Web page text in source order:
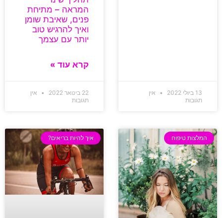
13 ביולי 2022
אין
תגובות
המראה – מתיחת
פנים, שאיבת שומן
ואיך להרגיש טוב
יותר עם עצמך
קרא עוד »
22 בינואר 2022
אין
תגובות
המלצות טיפוח איך להיות בריאים?